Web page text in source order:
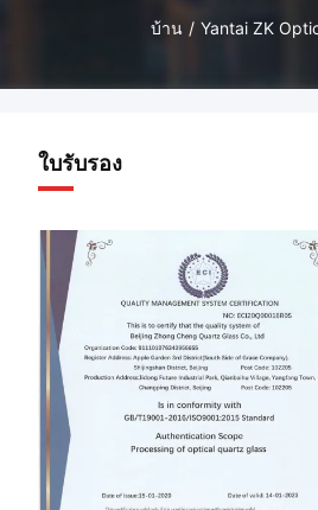
บ้าน / Yantai ZK
ใบรับรอง